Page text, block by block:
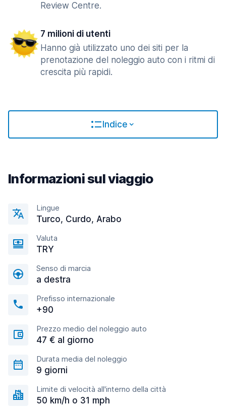
Review Centre.
7 milioni di utenti
Hanno già utilizzato uno dei siti per la
prenotazione del noleggio auto con i ritmi di
crescita più rapidi.
Indice
Informazioni sul viaggio
Lingue
Turco, Curdo, Arabo
Valuta
TRY
Senso di marcia
a destra
Prefisso internazionale
+90
Prezzo medio del noleggio auto
47 € al giorno
Durata media del noleggio
9 giorni
Limite di velocità all'interno della città
50 km/h o 31 mph